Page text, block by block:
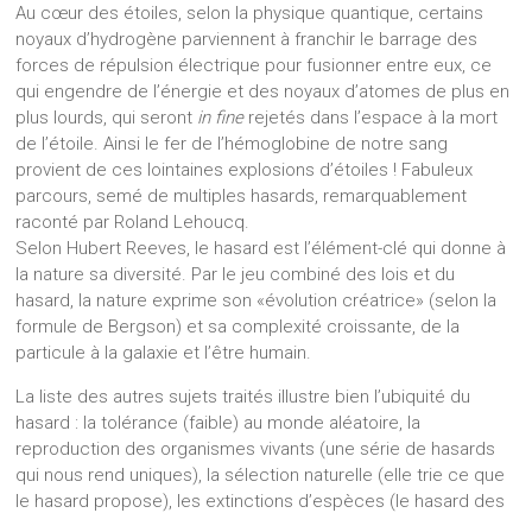
Au cœur des étoiles, selon la physique quantique, certains
noyaux d’hydrogène parviennent à franchir le barrage des
forces de répulsion électrique pour fusionner entre eux, ce
qui engendre de l’énergie et des noyaux d’atomes de plus en
plus lourds, qui seront in finerejetés dans l’espace à la mort
de l’étoile. Ainsi le fer de l’hémoglobine de notre sang
provient de ces lointaines explosions d’étoiles ! Fabuleux
parcours, semé de multiples hasards, remarquablement
raconté par Roland Lehoucq.
Selon Hubert Reeves, le hasard est l’élément-clé qui donne à
la nature sa diversité. Par le jeu combiné des lois et du
hasard, la nature exprime son «évolution créatrice» (selon la
formule de Bergson) et sa complexité croissante, de la
particule à la galaxie et l’être humain.
La liste des autres sujets traités illustre bien l’ubiquité du
hasard : la tolérance (faible) au monde aléatoire, la
reproduction des organismes vivants (une série de hasards
qui nous rend uniques), la sélection naturelle (elle trie ce que
le hasard propose), les extinctions d’espèces (le hasard des